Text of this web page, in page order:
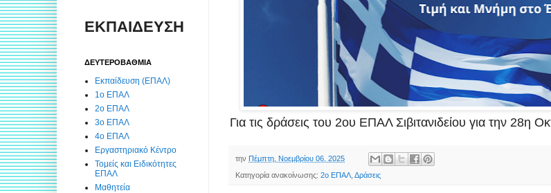
Για τις δράσεις του 2ου ΕΠΑΛ Σιβιτανιδείου για την 28η
την Πέμπτη, Νοεμβρίου 06, 2025
Κατηγορία ανακοίνωσης: 2ο ΕΠΑΛ Δράσεις
ΕΚΠΑΙΔΕΥΣΗ
ΔΕΥΤΕΡΟΒΑΘΜΙΑ
Εκπαίδευση (ΕΠΑΛ)
1ο ΕΠΑΛ
2ο ΕΠΑΛ
3ο ΕΠΑΛ
4ο ΕΠΑΛ
Εργαστηριακό Κέντρο
Τομείς και Ειδικότητες
ΕΠΑΛ
Μαθητεία